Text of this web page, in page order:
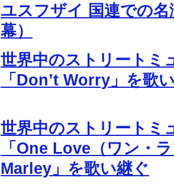
ユスフザイ 国連での名
幕）
世界中のストリートミ
「Don’t Worry」を歌
世界中のストリートミ
「One Love（ワン・
Marley」を歌い継ぐ